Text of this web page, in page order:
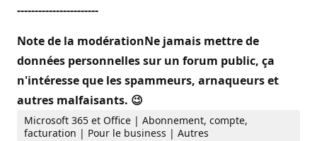
-----------------------
Note de la modérationNe jamais mettre de
données personnelles sur un forum public, ça
n'intéresse que les spammeurs, arnaqueurs et
autres malfaisants. 😉
Microsoft 365 et Office | Abonnement, compte,
facturation | Pour le business | Autres